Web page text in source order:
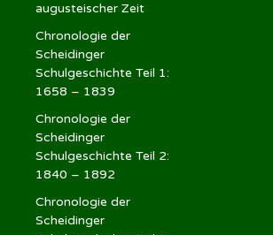
augusteischer Zeit
Chronologie der
Scheidinger
Schulgeschichte Teil 1:
1658 – 1839
Chronologie der
Scheidinger
Schulgeschichte Teil 2:
1840 – 1892
Chronologie der
Scheidinger